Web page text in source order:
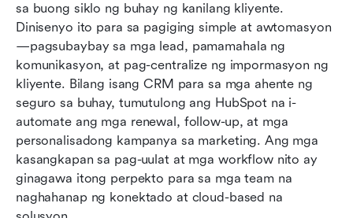
sa buong siklo ng buhay ng kanilang kliyente.
Dinisenyo ito para sa pagiging simple at awtomasyon
—pagsubaybay sa mga lead, pamamahala ng
komunikasyon, at pag-centralize ng impormasyon ng
kliyente. Bilang isang CRM para sa mga ahente ng
seguro sa buhay, tumutulong ang HubSpot na i-
automate ang mga renewal, follow-up, at mga
personalisadong kampanya sa marketing. Ang mga
kasangkapan sa pag-uulat at mga workflow nito ay
ginagawa itong perpekto para sa mga team na
naghahanap ng konektado at cloud-based na